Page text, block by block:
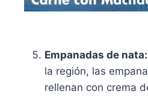
Empanadas de nata:
la región, las
rellenan con crema